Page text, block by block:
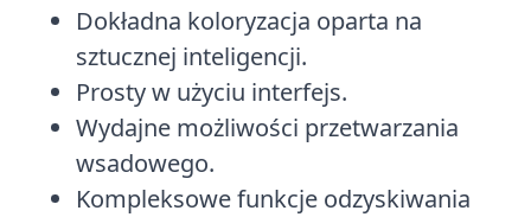
Dokładna koloryzacja oparta na
sztucznej inteligencji.
Prosty w użyciu interfejs.
Wydajne możliwości przetwarzania
wsadowego.
Kompleksowe funkcje odzyskiwania